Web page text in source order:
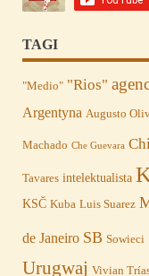
TAGI
"Medio" "Rios"
Argentyna Augusto
Machado Che Guevara
Tavares intelektualista
KSČ Kuba Luis Suarez
de Janeiro SB Sowieci
Urugwaj Vivian